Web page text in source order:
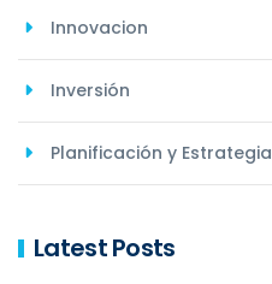
Innovacion
Inversión
Planificación y Estrategia
Latest Posts